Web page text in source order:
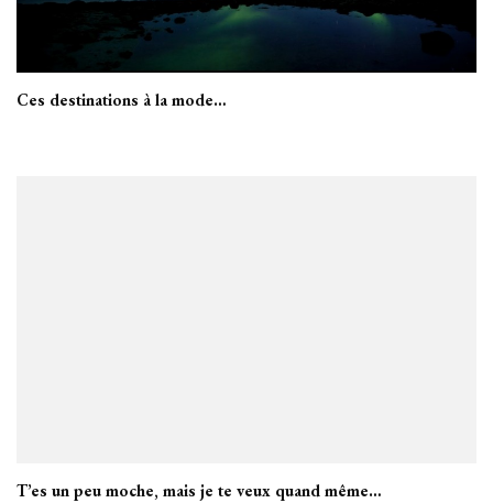
Ces destinations à la mode…
T’es un peu moche, mais je te veux quand même…